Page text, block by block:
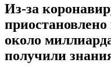
Из-за
приостановлено
около
получили